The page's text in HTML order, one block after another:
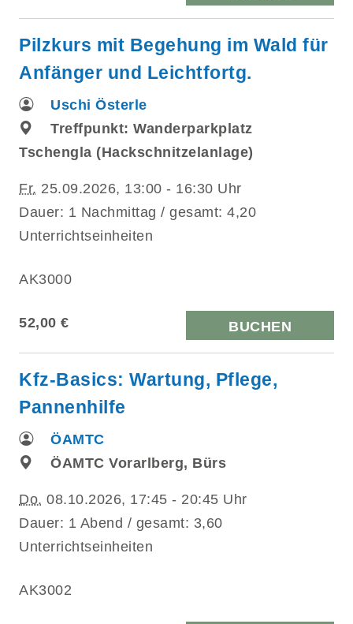
Pilzkurs mit Begehung im Wald für
Anfänger und Leichtfortg.
Uschi Österle
Treffpunkt: Wanderparkplatz
Tschengla (Hackschnitzelanlage)
Fr. 25.09.2026, 13:00 - 16:30 Uhr
Dauer: 1 Nachmittag / gesamt: 4,20
Unterrichtseinheiten
AK3000
52,00 € BUCHEN
Kfz-Basics: Wartung, Pflege,
Pannenhilfe
ÖAMTC
ÖAMTC Vorarlberg, Bürs
Do. 08.10.2026, 17:45 - 20:45 Uhr
Dauer: 1 Abend / gesamt: 3,60
Unterrichtseinheiten
AK3002